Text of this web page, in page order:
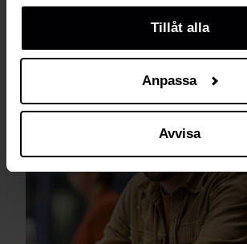
tillhandahållit eller som de har
har använt deras tjänster. Du kan
på “information” för att välja och
cookies som ska sättas. Läs vår
använder dem och hur du kan neka
Tillåt alla
Anpassa
Avvisa